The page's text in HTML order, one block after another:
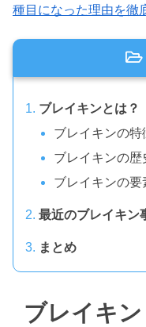
種目になった理由を徹
ブレイキンとは？
ブレイキンの特
ブレイキンの歴
ブレイキンの要
最近のブレイキン
まとめ
ブレイキン